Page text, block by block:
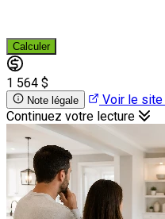
Calculer
1 564 $
Note légale Voir le site
Continuez votre lecture